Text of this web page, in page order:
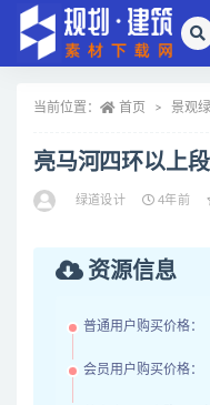
当前位置： 首页 景观
亮马河四环以上
绿道设计 4年前
资源信息
普通用户购买价格：
会员用户购买价格：
全部